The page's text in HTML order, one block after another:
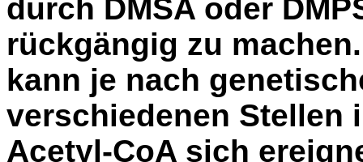
durch DMSA oder
rückgängig zu
kann je nach
verschiedenen Stellen
Acetyl-CoA sich